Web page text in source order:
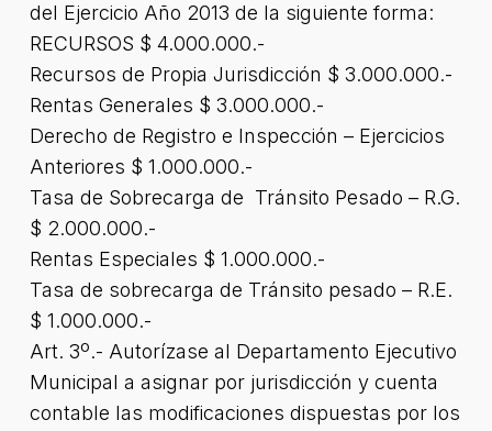
del Ejercicio Año 2013 de la siguiente forma:
RECURSOS $ 4.000.000.-
Recursos de Propia Jurisdicción $ 3.000.000.-
Rentas Generales $ 3.000.000.-
Derecho de Registro e Inspección – Ejercicios
Anteriores $ 1.000.000.-
Tasa de Sobrecarga de Tránsito Pesado – R.G.
$ 2.000.000.-
Rentas Especiales $ 1.000.000.-
Tasa de sobrecarga de Tránsito pesado – R.E.
$ 1.000.000.-
Art. 3º.- Autorízase al Departamento Ejecutivo
Municipal a asignar por jurisdicción y cuenta
contable las modificaciones dispuestas por los